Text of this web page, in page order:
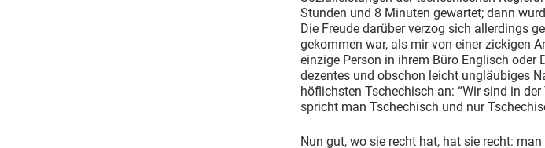
Stunden und 8 Minuten gewartet; dann
Die Freude darüber verzog sich allerdings
gekommen war, als mir von einer zickigen
einzige Person in ihrem Büro Englisch oder
dezentes und obschon leicht ungläubiges
höflichsten Tschechisch an: “Wir sind in
spricht man Tschechisch und nur
Nun gut, wo sie recht hat, hat sie recht: